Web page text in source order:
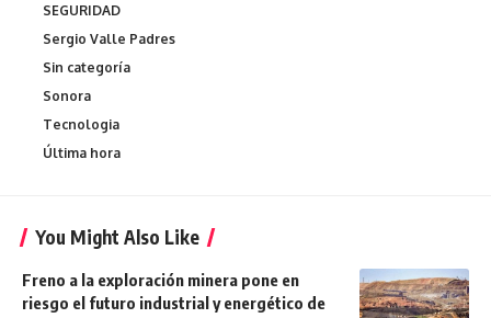
SEGURIDAD
Sergio Valle Padres
Sin categoría
Sonora
Tecnologia
Última hora
You Might Also Like
Freno a la exploración minera pone en
riesgo el futuro industrial y energético de